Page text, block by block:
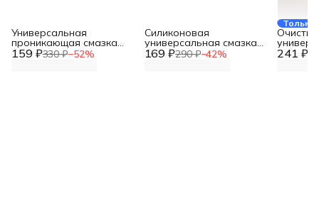
159 ₽330 ₽−52%
Универсальная
проникающая смазка
KUDO 210 мл новинка KU- 169 ₽290 ₽−42%
Силиконовая
универсальная смазка
KUDO 210 мл новинка KU-
Только
241 ₽